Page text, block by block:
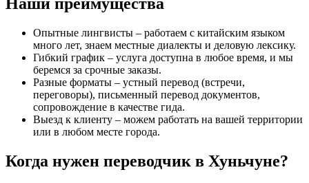
Опытные лингвисты – работаем с китайским языком
много лет, знаем местные диалекты и деловую лексику.
Гибкий график – услуга доступна в любое время, и мы
беремся за срочные заказы.
Разные форматы – устный перевод (встречи,
переговоры), письменный перевод документов,
сопровождение в качестве гида.
Выезд к клиенту – можем работать на вашей территории
или в любом месте города.
Когда нужен переводчик в Хуньчуне?